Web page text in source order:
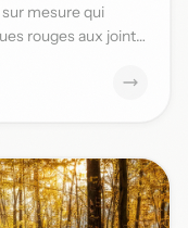
mesure qui
rouges aux joints